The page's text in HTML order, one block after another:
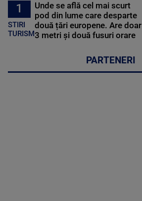
1
STIRI
TURISM
Unde se află cel mai scurt
pod din lume care desparte
două țări europene. Are doar
3 metri și două fusuri orare
PARTENERI